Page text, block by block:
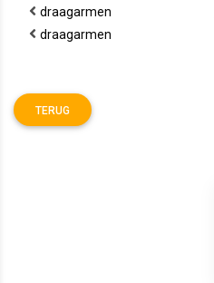
draagarmen
draagarmen
TERUG